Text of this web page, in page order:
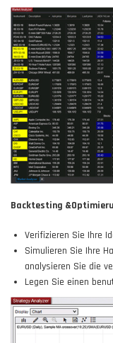
Backtesting
Verifizieren Sie Ihre
Simulieren Sie Ihre
analysieren Sie die
Legen Sie einen